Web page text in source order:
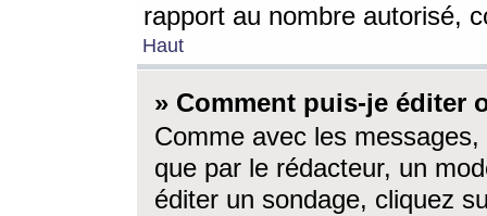
rapport au nombre autorisé,
Haut
» Comment puis-je éditer
Comme avec les
que par le rédacteur, un
éditer un sondage, cliquez